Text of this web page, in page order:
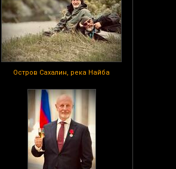
Остров Сахалин, река Найба